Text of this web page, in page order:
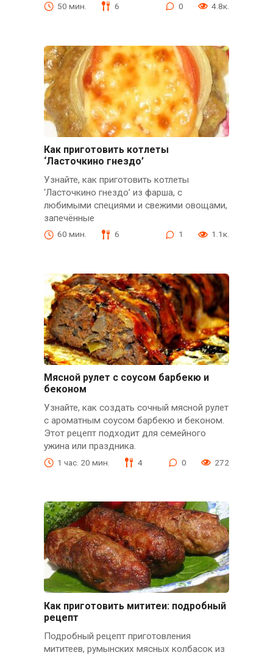
50 мин. 6 0 4.8к.
Как приготовить котлеты
‘Ласточкино гнездо’
Узнайте, как приготовить котлеты
‘Ласточкино гнездо’ из фарша, с
любимыми специями и свежими овощами,
запечённые
60 мин. 6 1 1.1к.
Мясной рулет с соусом барбекю и
беконом
Узнайте, как создать сочный мясной рулет
с ароматным соусом барбекю и беконом.
Этот рецепт подходит для семейного
ужина или праздника.
1 час. 20 мин. 4 0 272
Как приготовить мититеи: подробный
рецепт
Подробный рецепт приготовления
мититеев, румынских мясных колбасок из